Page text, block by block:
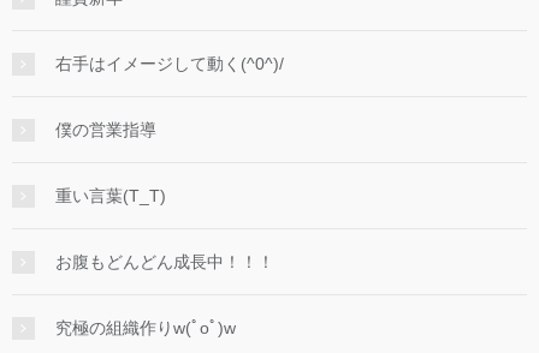
右手はイメージして動く(^0^)/
僕の営業指導
重い言葉(T_T)
お腹もどんどん成長中！！！
究極の組織作りw(ﾟoﾟ)w